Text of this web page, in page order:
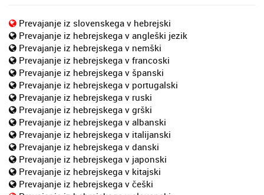
Prevajanje iz slovenskega v hebrejski
Prevajanje iz hebrejskega v angleški jezik
Prevajanje iz hebrejskega v nemški
Prevajanje iz hebrejskega v francoski
Prevajanje iz hebrejskega v španski
Prevajanje iz hebrejskega v portugalski
Prevajanje iz hebrejskega v ruski
Prevajanje iz hebrejskega v grški
Prevajanje iz hebrejskega v albanski
Prevajanje iz hebrejskega v italijanski
Prevajanje iz hebrejskega v danski
Prevajanje iz hebrejskega v japonski
Prevajanje iz hebrejskega v kitajski
Prevajanje iz hebrejskega v češki